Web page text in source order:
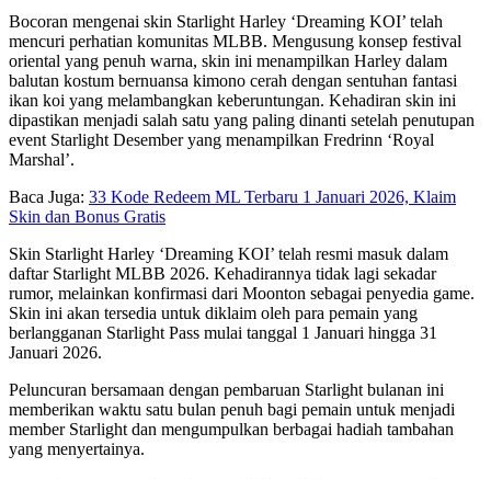
Bocoran mengenai skin Starlight Harley ‘Dreaming KOI’ telah
mencuri perhatian komunitas MLBB. Mengusung konsep festival
oriental yang penuh warna, skin ini menampilkan Harley dalam
balutan kostum bernuansa kimono cerah dengan sentuhan fantasi
ikan koi yang melambangkan keberuntungan. Kehadiran skin ini
dipastikan menjadi salah satu yang paling dinanti setelah penutupan
event Starlight Desember yang menampilkan Fredrinn ‘Royal
Marshal’.
Baca Juga: 33 Kode Redeem ML Terbaru 1 Januari 2026, Klaim
Skin dan Bonus Gratis
Skin Starlight Harley ‘Dreaming KOI’ telah resmi masuk dalam
daftar Starlight MLBB 2026. Kehadirannya tidak lagi sekadar
rumor, melainkan konfirmasi dari Moonton sebagai penyedia game.
Skin ini akan tersedia untuk diklaim oleh para pemain yang
berlangganan Starlight Pass mulai tanggal 1 Januari hingga 31
Januari 2026.
Peluncuran bersamaan dengan pembaruan Starlight bulanan ini
memberikan waktu satu bulan penuh bagi pemain untuk menjadi
member Starlight dan mengumpulkan berbagai hadiah tambahan
yang menyertainya.